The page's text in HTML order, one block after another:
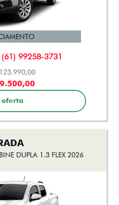
(61) 99258-3731
oferta
DUPLA 1.3 FLEX 2026